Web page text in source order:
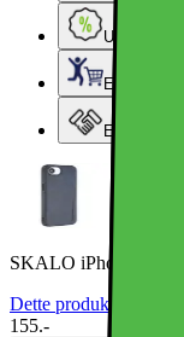
Ugens
Elgiganten
SKALO iPhone 16e
Dette produkt er
155.-